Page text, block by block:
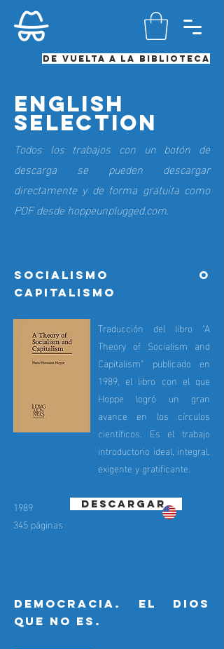
De vuelta a la biblioteca
English
selection
Todos los trabajos con un botón de
descarga se pueden descargar
directamente y de forma gratuita como
PDF desde hoppeunplugged.com.
Socialismo o
capitalismo
Traducción del libro "A
Theory of Socialism and
Capitalism" publicado en
1989, el libro con el que
Hoppe logró un gran
avance en los círculos
científicos. Es el trabajo
introductorio ideal, integral,
exigente y gratificante.
1989
345 páginas
DESCARGAR
democracia. el dios
que no es.